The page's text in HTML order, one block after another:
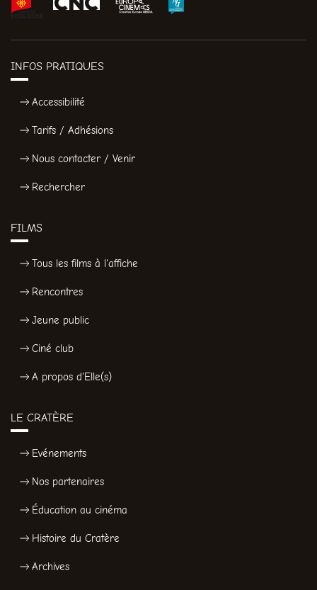
INFOS PRATIQUES
Accessibilité
Tarifs / Adhésions
Nous contacter / Venir
Rechercher
FILMS
Tous les films à l'affiche
Rencontres
Jeune public
Ciné club
A propos d'Elle(s)
LE CRATÈRE
Evénements
Nos partenaires
Éducation au cinéma
Histoire du Cratère
Archives